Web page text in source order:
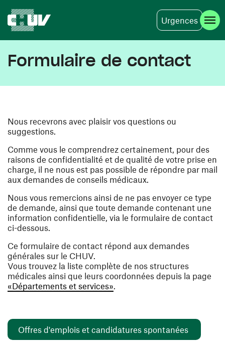
Urgences
Formulaire de contact
Nous recevrons avec plaisir vos questions ou
suggestions.
Comme vous le comprendrez certainement, pour des
raisons de confidentialité et de qualité de votre prise en
charge, il ne nous est pas possible de répondre par mail
aux demandes de conseils médicaux.
Nous vous remercions ainsi de ne pas envoyer ce type
de demande, ainsi que toute demande contenant une
information confidentielle, via le formulaire de contact
ci-dessous.
Ce formulaire de contact répond aux demandes
générales sur le CHUV.
Vous trouvez la liste complète de nos structures
médicales ainsi que leurs coordonnées depuis la page
«Départements et services».
Offres d'emplois et candidatures spontanées